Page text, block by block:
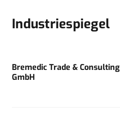
Industriespiegel
Bremedic Trade & Consulting
GmbH